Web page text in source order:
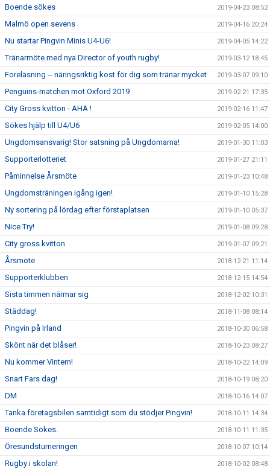
Boende sökes 2019-04-23 08:52
Malmö open sevens 2019-04-16 20:24
Nu startar Pingvin Minis U4-U6! 2019-04-05 14:22
Tränarmöte med nya Director of youth rugby! 2019-03-12 18:45
Foreläsning -- näringsriktig kost för dig som tränar mycket 2019-03-07 09:10
Penguins-matchen mot Oxford 2019 2019-02-21 17:35
City Gross kvitton - AHA ! 2019-02-16 11:47
Sökes hjälp till U4/U6 2019-02-05 14:00
Ungdomsansvarig! Stor satsning på Ungdomarna! 2019-01-30 11:03
Supporterlotteriet 2019-01-27 21:11
Påminnelse Årsmöte 2019-01-23 10:48
Ungdomsträningen igång igen! 2019-01-10 15:28
Ny sortering på lördag efter förstaplatsen 2019-01-10 05:37
Nice Try! 2019-01-08 09:28
City gross kvitton 2019-01-07 09:21
Årsmöte 2018-12-21 11:14
Supporterklubben 2018-12-15 14:54
Sista timmen närmar sig 2018-12-02 10:31
Städdag! 2018-11-08 08:14
Pingvin på Irland 2018-10-30 06:58
Skönt när det blåser! 2018-10-23 08:27
Nu kommer Vintern! 2018-10-22 14:09
Snart Fars dag! 2018-10-19 08:20
DM 2018-10-16 14:07
Tanka företagsbilen samtidigt som du stödjer Pingvin! 2018-10-11 14:34
Boende Sökes. 2018-10-11 11:35
Öresundsturneringen 2018-10-07 10:14
Rugby i skolan! 2018-10-02 08:48